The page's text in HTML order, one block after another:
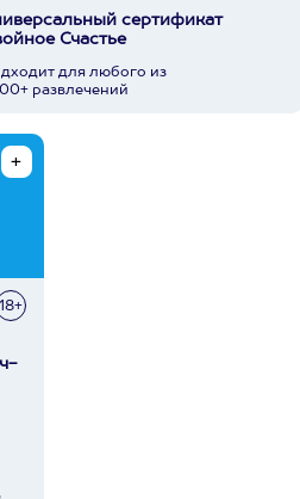
сертификат
Счастье
для любого из
развлечений
18+